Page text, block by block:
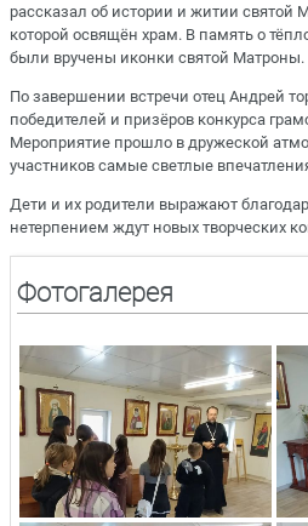
рассказал об истории и житии святой
которой освящён храм. В память о
были вручены иконки святой Матроны.
По завершении встречи отец Андрей
победителей и призёров конкурса
Мероприятие прошло в дружеской
участников самые светлые
Дети и их родители выражают
нетерпением ждут новых творческих
Фотогалерея